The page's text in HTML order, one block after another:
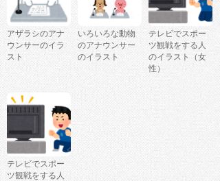
アザラシのアナ
ウンサーのイラ
スト
いろいろな動物
のアナウンサー
のイラスト
テレビでスポー
ツ観戦をする人
のイラスト（女
性）
テレビでスポー
ツ観戦をする人